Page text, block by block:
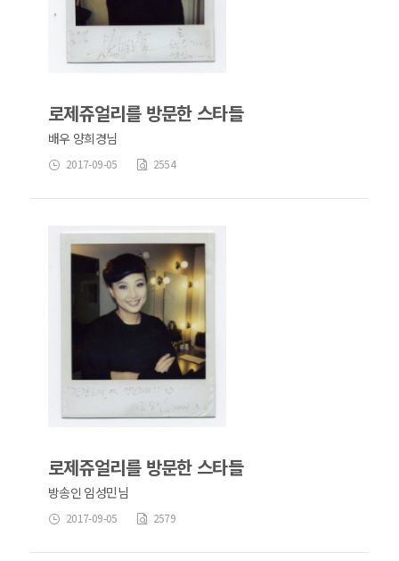
로제쥬얼리를 방문한 스타들
배우 양희경님
2017-09-05 2554
로제쥬얼리를 방문한 스타들
방송인 임성민님
2017-09-05 2579